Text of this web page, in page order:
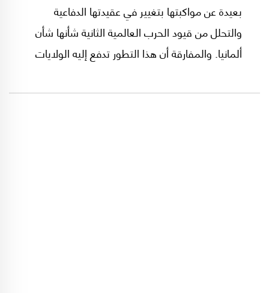
بعيدة عن مواكبتها بتغيير في عقيدتها الدفاعية
والتحلل من قيود الحرب العالمية الثانية شأنها شأن
ألمانيا. والمفارقة أن هذا التطور تدفع إليه الولايات
أساسيين لإحتواء الصعود الصيني ومنع روسيا من